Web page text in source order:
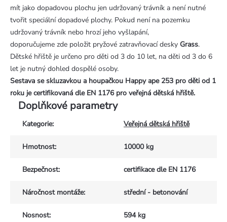
mít jako dopadovou plochu jen udržovaný trávník a není nutné
tvořit speciální dopadové plochy. Pokud není na pozemku
udržovaný trávník nebo hrozí jeho vyšlapání,
doporučujeme zde položit pryžové zatravňovací desky Grass.
Dětské hřiště je určeno pro děti od 3 do 10 let, na děti od 3 do 6
let je nutný dohled dospělé osoby.
Sestava se skluzavkou a houpačkou Happy ape 253 pro děti od 1
roku je certifikovaná dle EN 1176 pro veřejná dětská hřiště.
Doplňkové parametry
Kategorie: Veřejná dětská hřiště
Hmotnost: 10000 kg
Bezpečnost: certifikace dle EN 1176
Náročnost montáže: střední - betonování
Nosnost: 594 kg